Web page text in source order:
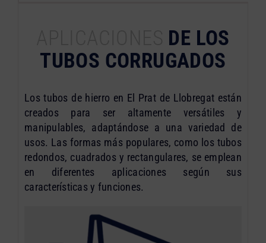
DE LOS
TUBOS CORRUGADOS
Los tubos de hierro en El Prat de Llobregat están
creados para ser altamente versátiles y
manipulables, adaptándose a una variedad de
usos. Las formas más populares, como los tubos
redondos, cuadrados y rectangulares, se emplean
en diferentes aplicaciones según sus
características y funciones.